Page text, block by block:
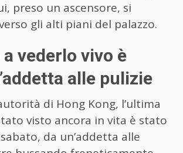
preso un ascensore, si
gli alti piani del palazzo.
a vederlo vivo è
alle pulizie
di Hong Kong, l’ultima
visto ancora in vita è stato
da un’addetta alle